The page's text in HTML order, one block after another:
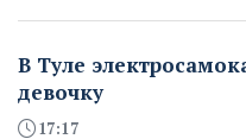
В Туле
девочку
17:17